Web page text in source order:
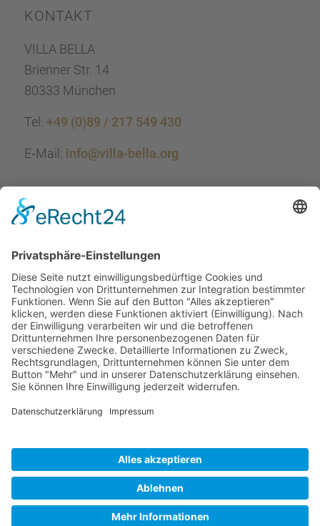
KONTAKT
VILLA BELLA
Brien­ner Str. 14
80333 München
Tel: +49 (0)89 / 217 549 430
E‑Mail: info@villa-bella.org
ÖFFNUNGS­ZEI­TEN
Mo-Do: 09:00 — 20:00 Uhr
Fr: 09:00 — 18:00 Uhr
Sa*: 10:00 — 18:00 Uhr
*auf Anfrage 3x im Monat
© Copyright 2024 - Villa Bella |Cookie-
Einstellungen|Kontakt|Datenschutz|
Barrierefreiheitserklärung|Impressum